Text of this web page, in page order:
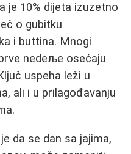
je 10% dijeta izuzetno
o gubitku
i buttina. Mnogi
nedeље osećaju
uspeha leži u
ali i u prilagođavanju
da se dan sa jajima,